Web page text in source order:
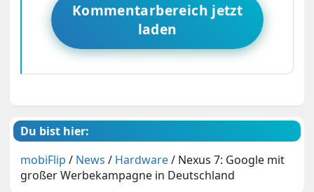
Kommentarbereich jetzt
laden
Du bist hier:
mobiFlip / News / Hardware/ Nexus 7: Google mit
großer Werbekampagne in Deutschland